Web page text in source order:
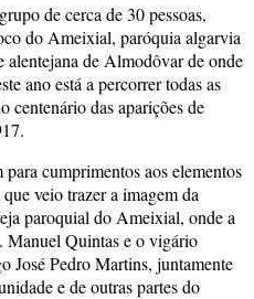
de cerca de 30 pessoas,
do Ameixial, paróquia algarvia
alentejana de Almodôvar de onde
ano está a percorrer todas as
centenário das aparições de
cumprimentos aos elementos
veio trazer a imagem da
paroquial do Ameixial, onde a
Manuel Quintas e o vigário
José Pedro Martins, juntamente
e de outras partes do